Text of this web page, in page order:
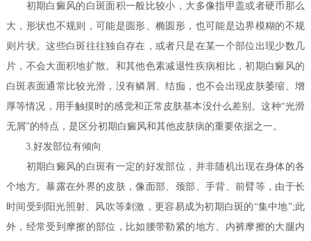
初期白癜风的白斑面积一般比较小，大多像指甲盖或者硬币那么
大，形状也不规则，可能是圆形、椭圆形，也可能是边界模糊的不规
则片状。这些白斑往往独自存在，或者只是在某一个部位出现少数几
片，不会大面积地扩散。和其他色素减退性疾病相比，初期白癜风的
白斑表面通常比较光滑，没有鳞屑、结痂，也不会出现皮肤萎缩、增
厚等情况，用手触摸时的感觉和正常皮肤基本没什么差别。这种“光滑
无屑”的特点，是区分初期白癜风和其他皮肤病的重要依据之一。
3.好发部位有倾向
初期白癜风的白斑有一定的好发部位，并非随机出现在身体的各
个地方。暴露在外界的皮肤，像面部、颈部、手背、前臂等，由于长
时间受到阳光照射、风吹等刺激，更容易成为初期白斑的“集中地”;此
外，经常受到摩擦的部位，比如腰带勒紧的地方、内裤摩擦的大腿内